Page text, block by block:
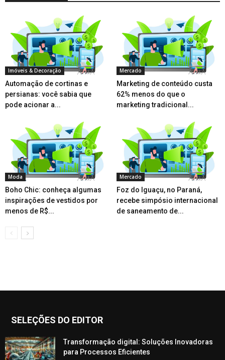
Imóveis & Decoração
Automação de cortinas e
persianas: você sabia que
pode acionar a...
Mercado
Marketing de conteúdo custa
62% menos do que o
marketing tradicional...
Moda
Boho Chic: conheça algumas
inspirações de vestidos por
menos de R$...
Mercado
Foz do Iguaçu, no Paraná,
recebe simpósio internacional
de saneamento de...
SELEÇÕES DO EDITOR
Transformação digital: Soluções Inovadoras
para Processos Eficientes